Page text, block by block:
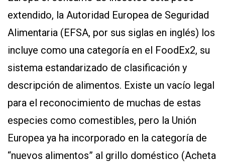
extendido, la Autoridad Europea de Seguridad
Alimentaria (EFSA, por sus siglas en inglés) los
incluye como una categoría en el FoodEx2, su
sistema estandarizado de clasificación y
descripción de alimentos. Existe un vacío legal
para el reconocimiento de muchas de estas
especies como comestibles, pero la Unión
Europea ya ha incorporado en la categoría de
“nuevos alimentos” al grillo doméstico (Acheta